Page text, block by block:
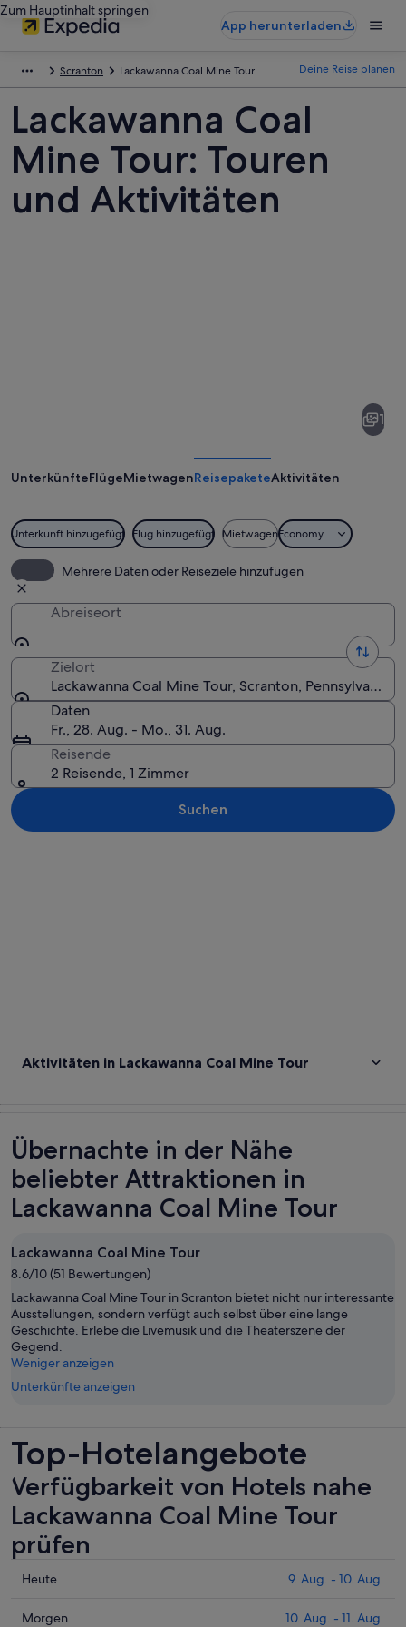
Zum Hauptinhalt springen
App herunterladen
Scranton Lackawanna Coal Mine Tour Deine Reise planen
Lackawanna Coal
Mine Tour: Touren
und Aktivitäten
Tour
1
UnterkünfteFlügeMietwagenReisepaketeAktivitäten
Unterkunft hinzugefügt Flug hinzugefügt MietwagenEconomy
Mehrere Daten oder Reiseziele hinzufügen
Abreiseort
Zielort
Lackawanna Coal Mine Tour, Scranton, Pennsylvania,
Daten
Fr., 28. Aug. - Mo., 31. Aug.
Reisende
2 Reisende, 1 Zimmer
Suchen
Aktivitäten in Lackawanna Coal Mine Tour
Übernachte in der Nähe
beliebter Attraktionen in
Lackawanna Coal Mine Tour
Lackawanna Coal Mine Tour
8.6/10 (51 Bewertungen)
Lackawanna Coal Mine Tour in Scranton bietet nicht nur interessante
Ausstellungen, sondern verfügt auch selbst über eine lange
Geschichte. Erlebe die Livemusik und die Theaterszene der
Gegend.
Weniger anzeigen
Unterkünfte anzeigen
Top-Hotelangebote
Verfügbarkeit von Hotels nahe
Lackawanna Coal Mine Tour
prüfen
Prüfe
Preise
Heute 9. Aug. - 10. Aug.
Prüfe
Morgen 10. Aug. - 11. Aug.